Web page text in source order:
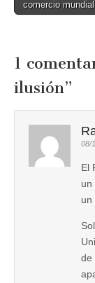
navigation
comercio mundial
1
ilusión”
08/
El
un
un
de